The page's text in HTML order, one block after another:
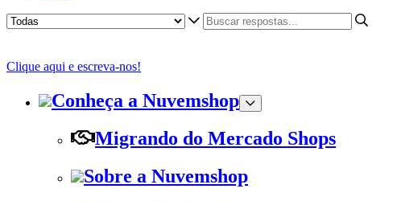
Clique aqui e escreva-nos!
Conheça a Nuvemshop
Migrando do Mercado Shops
Sobre a Nuvemshop